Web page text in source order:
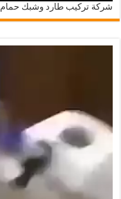
شركة تركيب طارد وشبك حمام